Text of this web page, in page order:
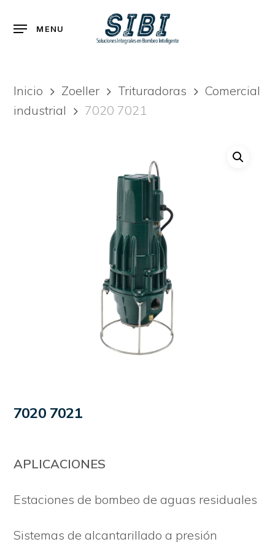
MENU
Inicio Zoeller Trituradoras
Comercial
industrial
7020 7021
7020 7021
APLICACIONES
Estaciones de bombeo de aguas residuales
Sistemas de alcantarillado a presión
Menu